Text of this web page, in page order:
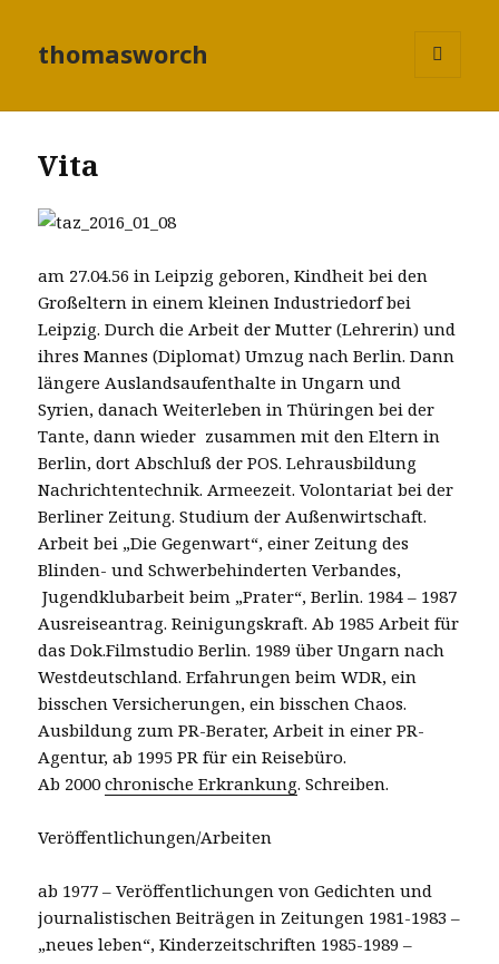
thomasworch
Vita
am 27.04.56 in Leipzig geboren, Kindheit bei den
Großeltern in einem kleinen Industriedorf bei
Leipzig. Durch die Arbeit der Mutter (Lehrerin) und
ihres Mannes (Diplomat) Umzug nach Berlin. Dann
längere Auslandsaufenthalte in Ungarn und
Syrien, danach Weiterleben in Thüringen bei der
Tante, dann wieder zusammen mit den Eltern in
Berlin, dort Abschluß der POS. Lehrausbildung
Nachrichtentechnik. Armeezeit. Volontariat bei der
Berliner Zeitung. Studium der Außenwirtschaft.
Arbeit bei „Die Gegenwart“, einer Zeitung des
Blinden- und Schwerbehinderten Verbandes,
Jugendklubarbeit beim „Prater“, Berlin. 1984 – 1987
Ausreiseantrag. Reinigungskraft. Ab 1985 Arbeit für
das Dok.Filmstudio Berlin. 1989 über Ungarn nach
Westdeutschland. Erfahrungen beim WDR, ein
bisschen Versicherungen, ein bisschen Chaos.
Ausbildung zum PR-Berater, Arbeit in einer PR-
Agentur, ab 1995 PR für ein Reisebüro.
Ab 2000chronische Erkrankung. Schreiben.
Veröffentlichungen/Arbeiten
ab 1977 – Veröffentlichungen von Gedichten und
journalistischen Beiträgen in Zeitungen 1981-1983 –
„neues leben“, Kinderzeitschriften 1985-1989 –